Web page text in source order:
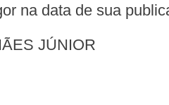
na data de sua
JÚNIOR